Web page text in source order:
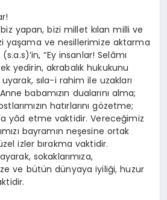
yapan, bizi millet kılan milli ve
yaşama ve nesillerimize aktarma
“Ey insanlar! Selâmı
yedirin, akrabalık hukukunu
sıla-i rahim ile uzakları
babamızın dualarını alma;
hatırlarını gözetme;
yâd etme vaktidir. Vereceğimiz
bayramın neşesine ortak
izler bırakma vaktidir.
sokaklarımıza,
ve bütün dünyaya iyiliği, huzur